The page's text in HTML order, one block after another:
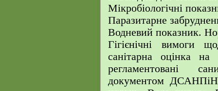
Мікробіологічні
Паразитарне
Водневий показник.
Гігієнічні вимоги
санітарна оцінка
регламентовані
документом ДСАНПіН